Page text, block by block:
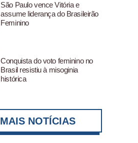
São Paulo vence Vitória e
assume liderança do Brasileirão
Feminino
Conquista do voto feminino no
Brasil resistiu à misoginia
histórica
VER MAIS NOTÍCIAS